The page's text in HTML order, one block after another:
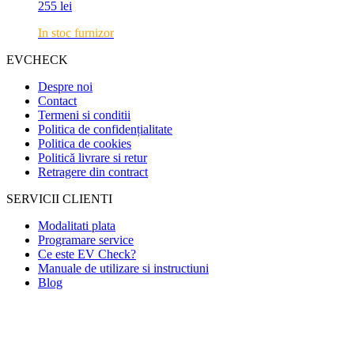
255 lei
In stoc furnizor
EVCHECK
Despre noi
Contact
Termeni si conditii
Politica de confidențialitate
Politica de cookies
Politică livrare si retur
Retragere din contract
SERVICII CLIENTI
Modalitati plata
Programare service
Ce este EV Check?
Manuale de utilizare si instructiuni
Blog